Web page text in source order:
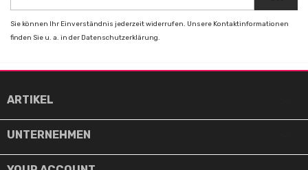
Sie können Ihr Einverständnis jederzeit widerrufen. Unsere Kontaktinformationen
finden Sie u. a. in der Datenschutzerklärung.
ARTIKEL
UNTERNEHMEN